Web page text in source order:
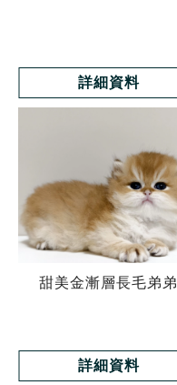
詳細資料
甜美金漸層長毛弟弟
詳細資料